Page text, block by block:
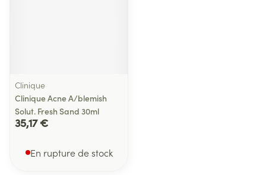
Clinique
Clinique Acne A/blemish
Solut. Fresh Sand 30ml
35,17 €
En rupture de stock